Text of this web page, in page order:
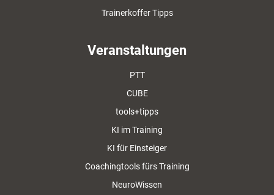
Trainerkoffer Tipps
Veranstaltungen
PTT
CUBE
tools+tipps
KI im Training
KI für Einsteiger
Coachingtools fürs Training
NeuroWissen